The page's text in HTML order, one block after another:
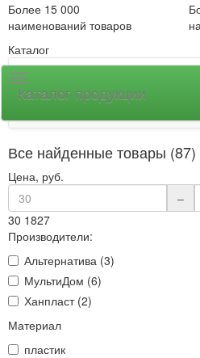
Более 15 000
наименований товаров
Каталог
Каталог продукции
Все найденные товары (87)
Цена, руб.
–
30 1827
Производители:
Альтернатива (3)
МультиДом (6)
Ханпласт (2)
Материал
пластик